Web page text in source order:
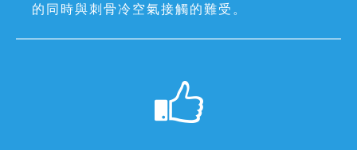
的同時與刺骨冷空氣接觸的難受。